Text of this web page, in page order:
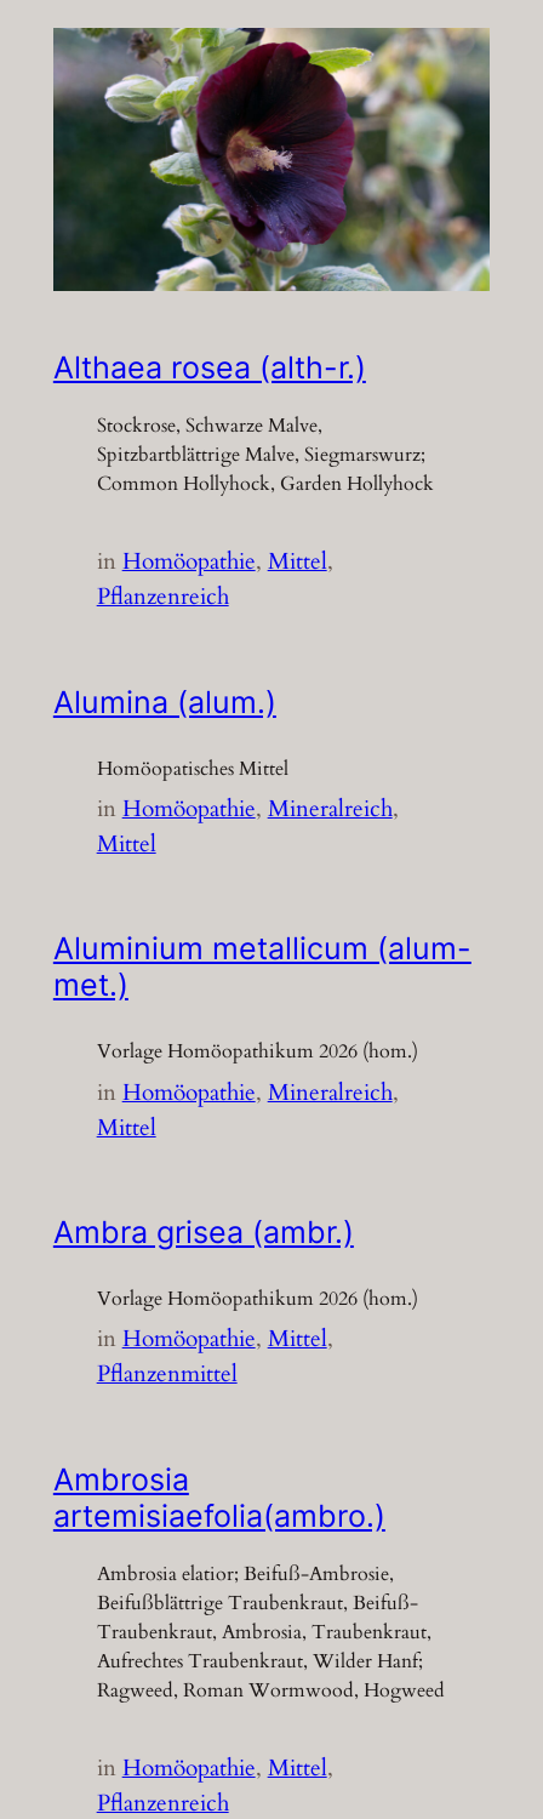
Althaea rosea (alth-r.)
Stockrose, Schwarze Malve,
Spitzbartblättrige Malve, Siegmarswurz;
Common Hollyhock, Garden Hollyhock
inHomöopathie, Mittel
Pflanzenreich
Alumina (alum.)
Homöopatisches Mittel
inHomöopathie, Mineralreich
Mittel
Aluminium metallicum (alum-
met.)
Vorlage Homöopathikum 2026 (hom.)
inHomöopathie, Mineralreich
Mittel
Ambra grisea (ambr.)
Vorlage Homöopathikum 2026 (hom.)
inHomöopathie, Mittel
Pflanzenmittel
Ambrosia
artemisiaefolia(ambro.)
Ambrosia elatior; Beifuß-Ambrosie,
Beifußblättrige Traubenkraut, Beifuß-
Traubenkraut, Ambrosia, Traubenkraut,
Aufrechtes Traubenkraut, Wilder Hanf;
Ragweed, Roman Wormwood, Hogweed
inHomöopathie, Mittel
Pflanzenreich